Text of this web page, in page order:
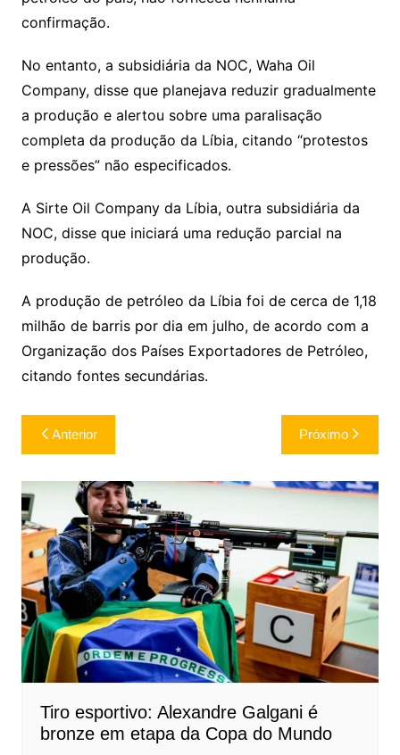
confirmação.
No entanto, a subsidiária da NOC, Waha Oil
Company, disse que planejava reduzir gradualmente
a produção e alertou sobre uma paralisação
completa da produção da Líbia, citando “protestos
e pressões” não especificados.
A Sirte Oil Company da Líbia, outra subsidiária da
NOC, disse que iniciará uma redução parcial na
produção.
A produção de petróleo da Líbia foi de cerca de 1,18
milhão de barris por dia em julho, de acordo com a
Organização dos Países Exportadores de Petróleo,
citando fontes secundárias.
Navegação
de
Post
Anterior Próximo
Tiro esportivo: Alexandre Galgani é
bronze em etapa da Copa do Mundo